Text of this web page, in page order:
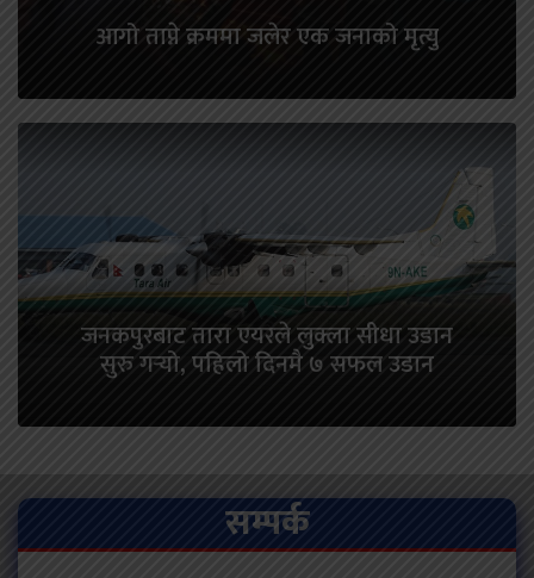
आगो ताप्ने क्रममा जलेर एक जनाको मृत्यु
जनकपुरबाट तारा एयरले लुक्ला सीधा उडान
सुरु गर्‍यो, पहिलो दिनमै ७ सफल उडान
सम्पर्क